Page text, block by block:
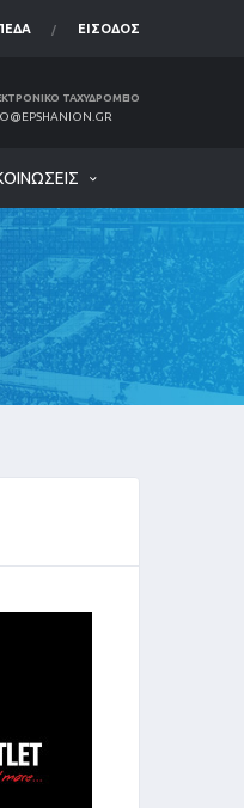
ΕΊΣΟΔΟΣ
ΤΑΧΥΔΡΟΜΕΊΟ